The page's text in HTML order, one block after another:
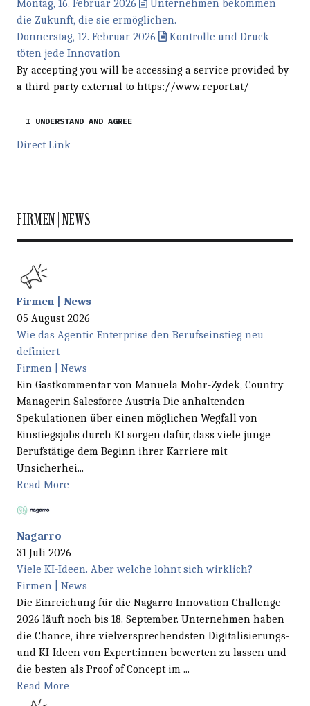
Montag, 16. Februar 2026
Unternehmen bekommen
die Zukunft, die sie ermöglichen.
Donnerstag, 12. Februar 2026
Kontrolle und Druck
töten jede Innovation
By accepting you will be accessing a service provided by
a third-party external to https://www.report.at/
I UNDERSTAND AND AGREE
Direct Link
FIRMEN | NEWS
Firmen | News
05 August 2026
Wie das Agentic Enterprise den Berufseinstieg neu
definiert
Firmen | News
Ein Gastkommentar von Manuela Mohr-Zydek, Country
Managerin Salesforce Austria Die anhaltenden
Spekulationen über einen möglichen Wegfall von
Einstiegsjobs durch KI sorgen dafür, dass viele junge
Berufstätige dem Beginn ihrer Karriere mit
Unsicherhei...
Read More
Nagarro
31 Juli 2026
Viele KI-Ideen. Aber welche lohnt sich wirklich?
Firmen | News
Die Einreichung für die Nagarro Innovation Challenge
2026 läuft noch bis 18. September. Unternehmen haben
die Chance, ihre vielversprechendsten Digitalisierungs-
und KI-Ideen von Expert:innen bewerten zu lassen und
die besten als Proof of Concept im ...
Read More